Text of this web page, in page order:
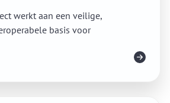
werkt aan een veilige,
basis voor